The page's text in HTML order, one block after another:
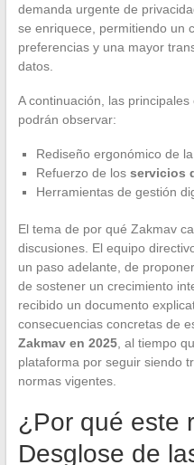
demanda urgente de
se enriquece, permitiendo un
preferencias y una mayor
datos.
A continuación, las
podrán observar:
Rediseño ergonómico de
Refuerzo de los servicios
Herramientas de gestión
El tema de por qué Zakmav
discusiones. El equipo
un paso adelante, de
de sostener un crecimiento
recibido un documento
consecuencias concretas de
Zakmav en 2025, al tiempo
plataforma por seguir siendo
normas vigentes.
¿Por qué este
Desglose de